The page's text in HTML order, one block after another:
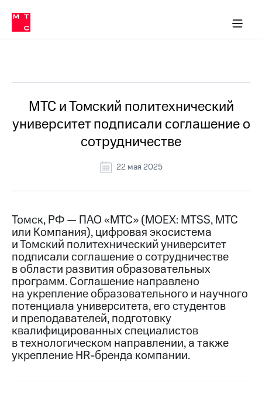
Медиа-центр
и акционерам
Устойчивое развитие
Комплаенс и деловая этика
компании
Карьера
История
компании
Руководство
информация
Контакты
Медиа-центр
Пресс-
релизы
МТС
о технологиях
Достижения
Интервью
Финансовая
в МТС
Пресс-
релизы
о технологиях
МТС и Томский политехнический
университет подписали соглашение о
сотрудничестве
22 мая 2025
Томск, РФ — ПАО «МТС» (MOEX: MTSS, МТС
или Компания), цифровая экосистема
и Томский политехнический университет
подписали соглашение о сотрудничестве
в области развития образовательных
программ. Соглашение направлено
на укрепление образовательного и научного
потенциала университета, его студентов
и преподавателей, подготовку
квалифицированных специалистов
в технологическом направлении, а также
укрепление HR-бренда компании.